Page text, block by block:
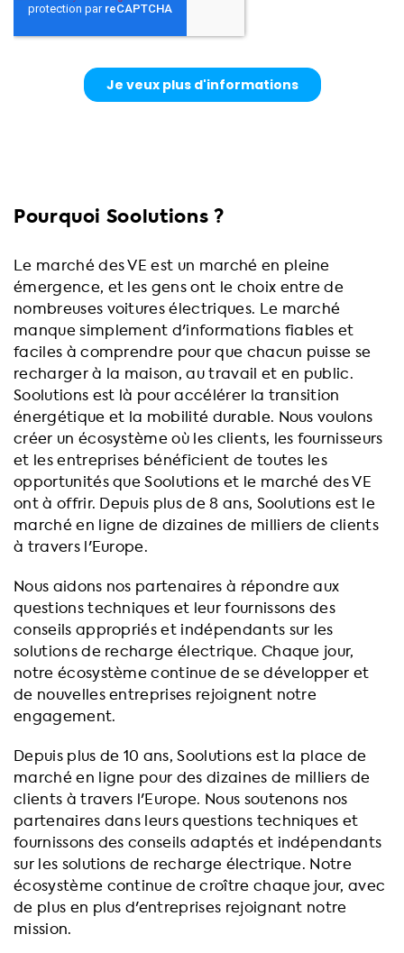
Pourquoi Soolutions ?
Le marché des VE est un marché en pleine
émergence, et les gens ont le choix entre de
nombreuses voitures électriques. Le marché
manque simplement d'informations fiables et
faciles à comprendre pour que chacun puisse se
recharger à la maison, au travail et en public.
Soolutions est là pour accélérer la transition
énergétique et la mobilité durable. Nous voulons
créer un écosystème où les clients, les fournisseurs
et les entreprises bénéficient de toutes les
opportunités que Soolutions et le marché des VE
ont à offrir. Depuis plus de 8 ans, Soolutions est le
marché en ligne de dizaines de milliers de clients
à travers l'Europe.
Nous aidons nos partenaires à répondre aux
questions techniques et leur fournissons des
conseils appropriés et indépendants sur les
solutions de recharge électrique. Chaque jour,
notre écosystème continue de se développer et
de nouvelles entreprises rejoignent notre
engagement.
Depuis plus de 10 ans, Soolutions est la place de
marché en ligne pour des dizaines de milliers de
clients à travers l'Europe. Nous soutenons nos
partenaires dans leurs questions techniques et
fournissons des conseils adaptés et indépendants
sur les solutions de recharge électrique. Notre
écosystème continue de croître chaque jour, avec
de plus en plus d'entreprises rejoignant notre
mission.